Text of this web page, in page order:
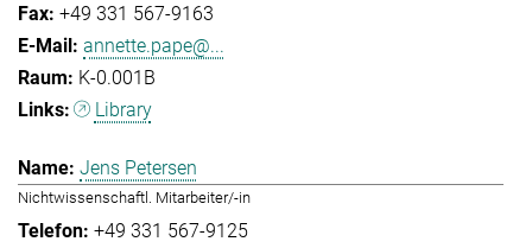
+49 331 567-9163
annette.pape@...
K-0.001B
Library
Jens Petersen
Nichtwissenschaftl. Mitarbeiter/-in
+49 331 567-9125